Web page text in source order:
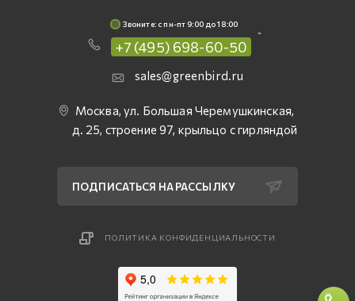
Звоните: c пн-пт 9:00 до 18:00
+7 (495) 698-60-50
sales@greenbird.ru
Москва, ул. Большая Черемушкинская,
д. 25, строение 97, крыльцо с гирляндой
ПОДПИСАТЬСЯ НА РАССЫЛКУ
ПОЛИТИКА КОНФИДЕНЦИАЛЬНОСТИ